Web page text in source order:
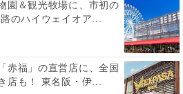
園＆観光牧場に、市初の
のハイウェイオア...
赤福」の直営店に、全国
店も！ 東名阪・伊...